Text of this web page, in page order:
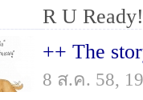
R U
++ The
8 ส.ค. 58,